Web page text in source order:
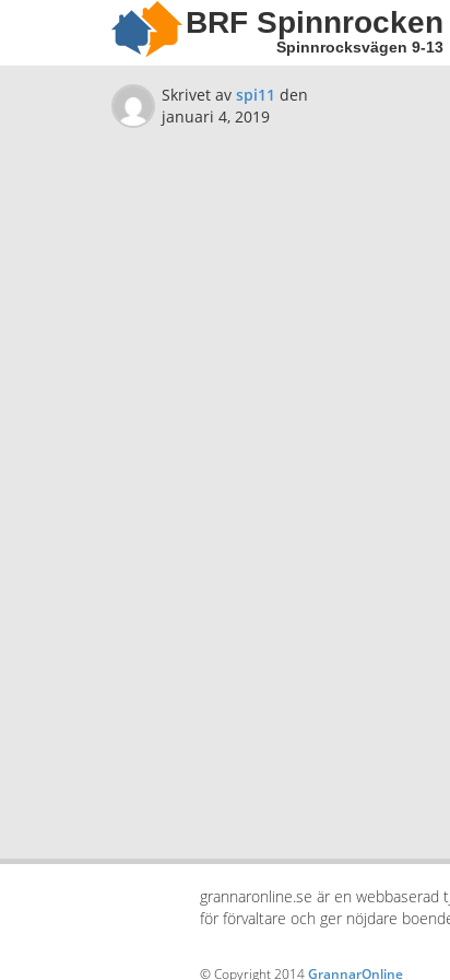
BRF Spinnrocken
Spinnrocksvägen 9-13
Skrivet av spi11 den
januari 4, 2019
grannaronline.se är en
för förvaltare och ger nöjdare
© Copyright 2014GrannarOnline